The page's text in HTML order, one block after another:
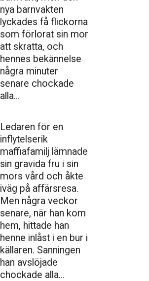
nya barnvakten
lyckades få flickorna
som förlorat sin mor
att skratta, och
hennes bekännelse
några minuter
senare chockade
alla…
Ledaren för en
inflytelserik
maffiafamilj lämnade
sin gravida fru i sin
mors vård och åkte
iväg på affärsresa.
Men några veckor
senare, när han kom
hem, hittade han
henne inlåst i en bur i
källaren. Sanningen
han avslöjade
chockade alla…